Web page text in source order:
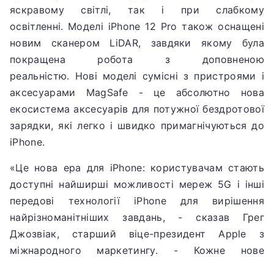
яскравому світлі, так і при слабкому
освітленні. Моделі iPhone 12 Pro також оснащені
новим сканером LiDAR, завдяки якому була
покращена робота з доповненою
реальністю. Нові моделі сумісні з пристроями і
аксесуарами MagSafe - це абсолютно нова
екосистема аксесуарів для потужної бездротової
зарядки, які легко і швидко примагнічуються до
iPhone.
«Це нова ера для iPhone: користувачам стають
доступні найширші можливості мереж 5G і інші
передові технології iPhone для вирішення
найрізноманітніших завдань, - сказав Грег
Джозвіак, старший віце-президент Apple з
міжнародного маркетингу. - Кожне нове